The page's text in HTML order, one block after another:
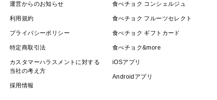
運営からのお知らせ
利用規約
プライバシーポリシー
特定商取引法
カスタマーハラスメントに対する
当社の考え方
採用情報
食べチョク コンシェルジュ
食べチョク フルーツセレクト
食べチョク ギフトカード
食べチョク&more
iOSアプリ
Androidアプリ